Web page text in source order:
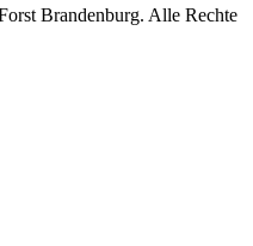
Brandenburg. Alle Rechte